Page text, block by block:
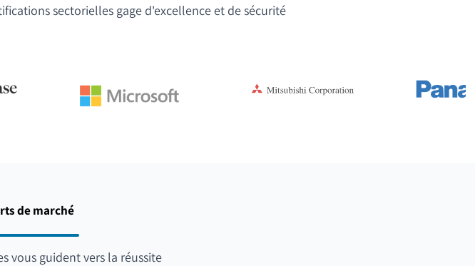
sectorielles gage d'excellence et de sécurité
de marché
vous guident vers la réussite